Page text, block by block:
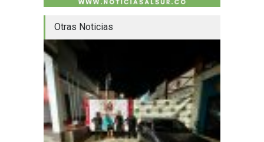
Otras Noticias